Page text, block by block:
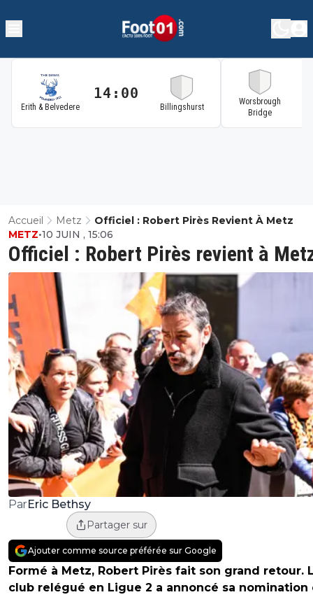
Erith & Belvedere
14:00
Billingshurst
Worsbrough
Bridge
Accueil Metz Officiel : Robert Pirès Revient À Metz
Officiel : Robert Pirès revient à
METZ•10 JUIN , 15:06
ParEric Bethsy
Partager sur
Ajouter comme source préférée sur Google
Formé à Metz, Robert Pirès fait son grand retour.
club relégué en Ligue 2 a annoncé sa nomination